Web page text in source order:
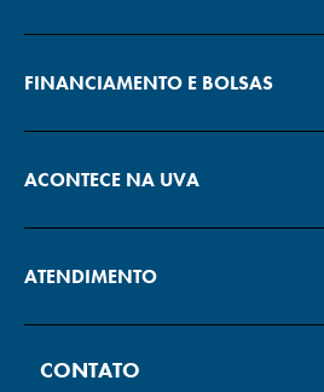
FINANCIAMENTO E BOLSAS
ACONTECE NA UVA
ATENDIMENTO
CONTATO